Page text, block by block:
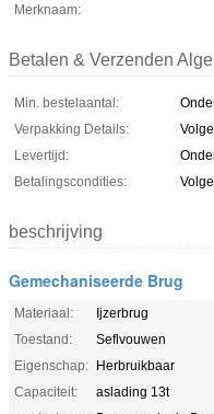
Merknaam:
Betalen & Verzenden
Min. bestelaantal:
Verpakking Details:
Levertijd:
Betalingscondities:
beschrijving
Gemechaniseerde Brug
Materiaal:
Ijzerbrug
Toestand:
Seflvouwen
Eigenschap: Herbruikbaar
Capaciteit:
aslading 13t